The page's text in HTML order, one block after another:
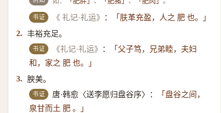
书证 《 礼记·礼运》 ：
「肤革充盈，人之 肥 也。」
2. 丰裕充足。
书证 《礼记·礼运》 ：
「父子笃，兄弟睦，夫妇
和，家之 肥 也。」
3.
腴美。
书证 唐·韩愈〈送李愿归盘谷序〉：
「盘谷之间，
泉甘而土 肥 。」